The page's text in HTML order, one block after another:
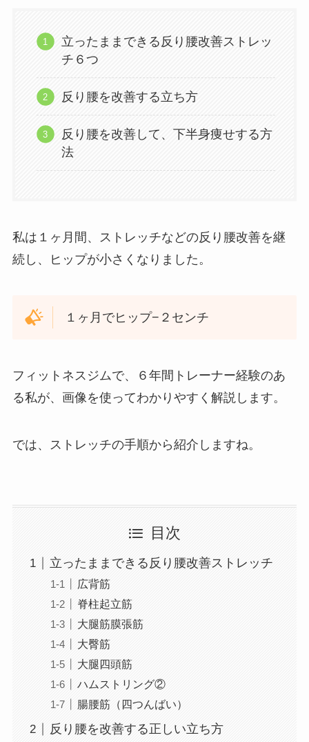
立ったままできる反り腰改善ストレッ
チ６つ
反り腰を改善する立ち方
反り腰を改善して、下半身痩せする方
法
私は１ヶ月間、ストレッチなどの反り腰改善を継
続し、ヒップが小さくなりました。
１ヶ月でヒップ−２センチ
フィットネスジムで、６年間トレーナー経験のあ
る私が、画像を使ってわかりやすく解説します。
では、ストレッチの手順から紹介しますね。
目次
立ったままできる反り腰改善ストレッチ
広背筋
脊柱起立筋
大腿筋膜張筋
大臀筋
大腿四頭筋
ハムストリング②
腸腰筋（四つんばい）
反り腰を改善する正しい立ち方